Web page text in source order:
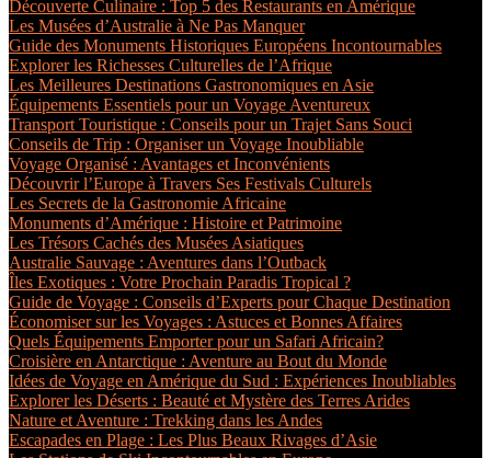
Découverte Culinaire : Top 5 des Restaurants en Amérique
Les Musées d’Australie à Ne Pas Manquer
Guide des Monuments Historiques Européens Incontournables
Explorer les Richesses Culturelles de l’Afrique
Les Meilleures Destinations Gastronomiques en Asie
Équipements Essentiels pour un Voyage Aventureux
Transport Touristique : Conseils pour un Trajet Sans Souci
Conseils de Trip : Organiser un Voyage Inoubliable
Voyage Organisé : Avantages et Inconvénients
Découvrir l’Europe à Travers Ses Festivals Culturels
Les Secrets de la Gastronomie Africaine
Monuments d’Amérique : Histoire et Patrimoine
Les Trésors Cachés des Musées Asiatiques
Australie Sauvage : Aventures dans l’Outback
Îles Exotiques : Votre Prochain Paradis Tropical ?
Guide de Voyage : Conseils d’Experts pour Chaque Destination
Économiser sur les Voyages : Astuces et Bonnes Affaires
Quels Équipements Emporter pour un Safari Africain?
Croisière en Antarctique : Aventure au Bout du Monde
Idées de Voyage en Amérique du Sud : Expériences Inoubliables
Explorer les Déserts : Beauté et Mystère des Terres Arides
Nature et Aventure : Trekking dans les Andes
Escapades en Plage : Les Plus Beaux Rivages d’Asie